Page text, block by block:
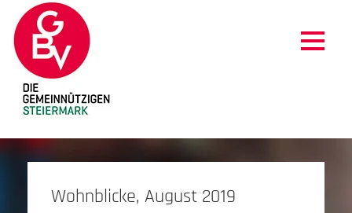
Wohnblicke, August 2019